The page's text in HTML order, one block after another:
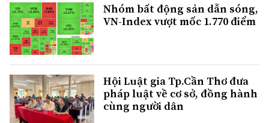
Nhóm bất động sản dẫn sóng,
VN-Index vượt mốc 1.770 điểm
Hội Luật gia Tp.Cần Thơ đưa
pháp luật về cơ sở, đồng hành
cùng người dân